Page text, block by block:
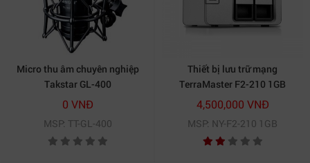
Micro thu âm chuyên nghiệp
Takstar GL-400
0 VNĐ
MSP: TT-GL-400
Thiết bị lưu trữ mạng
TerraMaster F2-210 1GB
(Chưa có ổ cứng)
4,500,000 VNĐ
MSP: NY-F2-210 1GB